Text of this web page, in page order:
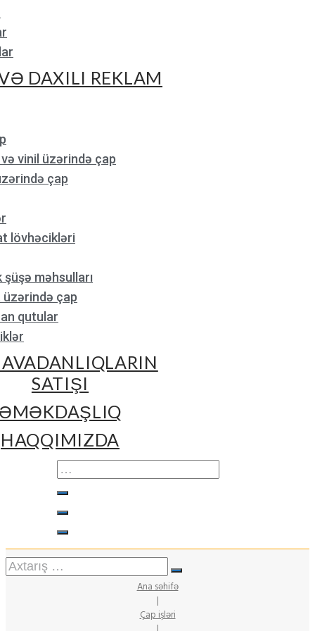
DAXILI REKLAM
vinil üzərində çap
çap
lövhəcikləri
şüşə məhsulları
çap
qutular
SATIŞI
HAQQIMIZDA
Ana səhifə
|
Çap işləri